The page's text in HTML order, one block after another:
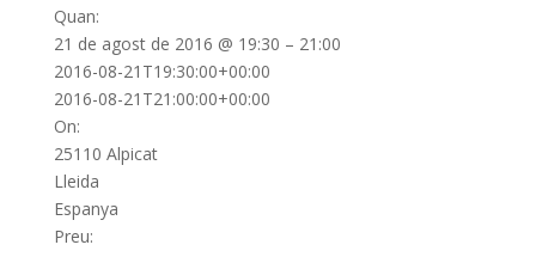
Maps correctament.
Aquest lloc web
Quan:
21 de agost de 2016 @ 19:30 – 21:00
2016-08-21T19:30:00+00:00
2016-08-21T21:00:00+00:00
On:
25110 Alpicat
Lleida
Espanya
Preu: